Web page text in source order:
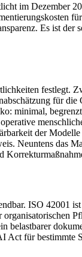
im Dezember
Es ist der
festlegt.
für
minimal,
der
Neuntens das
ISO 42001
belastbarer
für bestimmte